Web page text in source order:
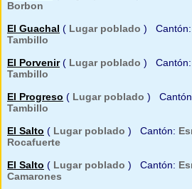
Borbon
El Guachal ( Lugar poblado ) Cantón:
Tambillo
El Porvenir( Lugar poblado ) Cantón:
Tambillo
El Progreso ( Lugar poblado )
Tambillo
El Salto ( Lugar poblado ) Cantón:
Rocafuerte
El Salto ( Lugar poblado ) Cantón:
Camarones